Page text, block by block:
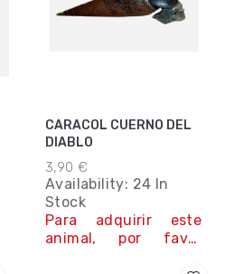
CARACOL CUERNO DEL
DIABLO
3,90 €
Availability: 24 In
Stock
Para adquirir este
animal, por favor